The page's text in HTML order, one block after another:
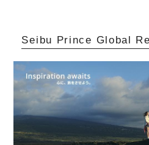
Seibu Prince Global